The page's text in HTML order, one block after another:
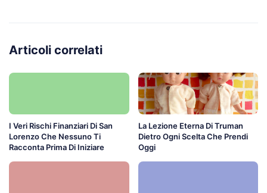
Articoli correlati
I Veri Rischi Finanziari Di San
Lorenzo Che Nessuno Ti
Racconta Prima Di Iniziare
La Lezione Eterna Di Truman
Dietro Ogni Scelta Che Prendi
Oggi